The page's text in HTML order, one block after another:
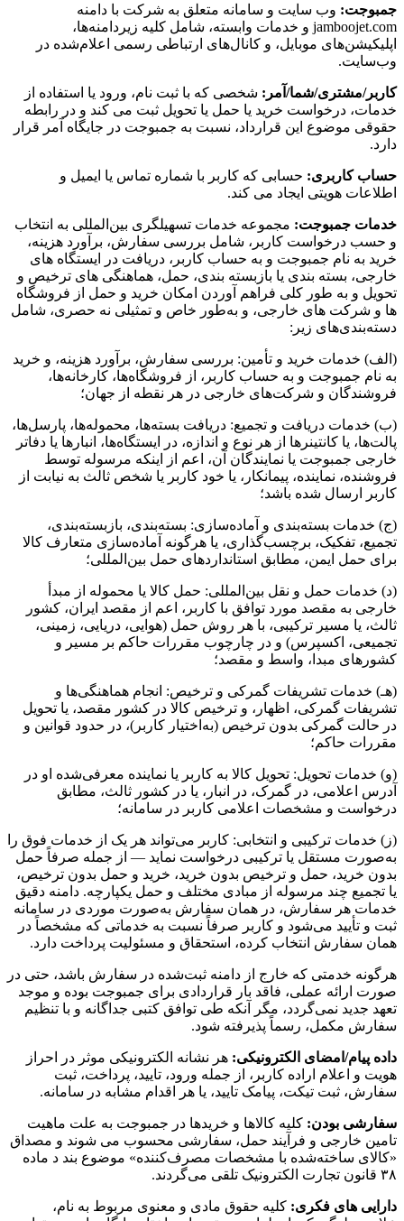
جمبوجت: وب سایت و سامانه متعلق به شرکت با دامنه
jamboojet.com و خدمات وابسته، شامل کلیه زیردامنه‌ها،
اپلیکیشن‌های موبایل، و کانال‌های ارتباطی رسمی اعلام‌شده در
وب‌سایت.
کاربر/مشتری/شما/آمر: شخصی که با ثبت نام، ورود یا استفاده از
خدمات، درخواست خرید یا حمل یا تحویل ثبت می کند و در رابطه
حقوقی موضوع این قرارداد، نسبت به جمبوجت در جایگاه آمر قرار
دارد.
حساب کاربری: حسابی که کاربر با شماره تماس یا ایمیل و
اطلاعات هویتی ایجاد می کند.
خدمات جمبوجت: مجموعه خدمات تسهیلگری بین‌المللی به انتخاب
و حسب درخواست کاربر، شامل بررسی سفارش، برآورد هزینه،
خرید به نام جمبوجت و به حساب کاربر، دریافت در ایستگاه های
خارجی، بسته بندی یا بازبسته بندی، حمل، هماهنگی های ترخیص و
تحویل و به طور کلی فراهم آوردن امکان خرید و حمل از فروشگاه
ها و شرکت های خارجی، و به‌طور خاص و تمثیلی نه حصری، شامل
دسته‌بندی‌های زیر:
(الف) خدمات خرید و تأمین: بررسی سفارش، برآورد هزینه، و خرید
به نام جمبوجت و به حساب کاربر، از فروشگاه‌ها، کارخانه‌ها،
فروشندگان و شرکت‌های خارجی در هر نقطه از جهان؛
(ب) خدمات دریافت و تجمیع: دریافت بسته‌ها، محموله‌ها، پارسل‌ها،
پالت‌ها، یا کانتینرها از هر نوع و اندازه، در ایستگاه‌ها، انبارها یا دفاتر
خارجی جمبوجت یا نمایندگان آن، اعم از اینکه مرسوله توسط
فروشنده، نماینده، پیمانکار، یا خود کاربر یا شخص ثالث به نیابت از
کاربر ارسال شده باشد؛
(ج) خدمات بسته‌بندی و آماده‌سازی: بسته‌بندی، بازبسته‌بندی،
تجمیع، تفکیک، برچسب‌گذاری، یا هرگونه آماده‌سازی متعارف کالا
برای حمل ایمن، مطابق استانداردهای حمل بین‌المللی؛
(د) خدمات حمل و نقل بین‌المللی: حمل کالا یا محموله از مبدأ
خارجی به مقصد مورد توافق با کاربر، اعم از مقصد ایران، کشور
ثالث، یا مسیر ترکیبی، با هر روش حمل (هوایی، دریایی، زمینی،
تجمیعی، اکسپرس) و در چارچوب مقررات حاکم بر مسیر و
کشورهای مبدا، واسط و مقصد؛
(هـ) خدمات تشریفات گمرکی و ترخیص: انجام هماهنگی‌ها و
تشریفات گمرکی، اظهار، و ترخیص کالا در کشور مقصد، یا تحویل
در حالت گمرکی بدون ترخیص (به‌اختیار کاربر)، در حدود قوانین و
مقررات حاکم؛
(و) خدمات تحویل: تحویل کالا به کاربر یا نماینده معرفی‌شده او در
آدرس اعلامی، در گمرک، در انبار، یا در کشور ثالث، مطابق
درخواست و مشخصات اعلامی کاربر در سامانه؛
(ز) خدمات ترکیبی و انتخابی: کاربر می‌تواند هر یک از خدمات فوق را
به‌صورت مستقل یا ترکیبی درخواست نماید — از جمله صرفاً حمل
بدون خرید، حمل و ترخیص بدون خرید، خرید و حمل بدون ترخیص،
یا تجمیع چند مرسوله از مبادی مختلف و حمل یکپارچه. دامنه دقیق
خدمات هر سفارش، در همان سفارش به‌صورت موردی در سامانه
ثبت و تأیید می‌شود و کاربر صرفاً نسبت به خدماتی که مشخصاً در
همان سفارش انتخاب کرده، استحقاق و مسئولیت پرداخت دارد.
هرگونه خدمتی که خارج از دامنه ثبت‌شده در سفارش باشد، حتی در
صورت ارائه عملی، فاقد بار قراردادی برای جمبوجت بوده و موجد
تعهد جدید نمی‌گردد، مگر آنکه طی توافق کتبی جداگانه و با تنظیم
سفارش مکمل، رسماً پذیرفته شود.
داده پیام/امضای الکترونیکی: هر نشانه الکترونیکی موثر در احراز
هویت و اعلام اراده کاربر، از جمله ورود، تایید، پرداخت، ثبت
سفارش، ثبت تیکت، پیامک تایید، یا هر اقدام مشابه در سامانه.
سفارشی بودن: کلیه کالاها و خریدها در جمبوجت به علت ماهیت
تامین خارجی و فرآیند حمل، سفارشی محسوب می شوند و مصداق
«کالای ساخته‌شده با مشخصات مصرف‌کننده» موضوع بند د ماده
۳۸ قانون تجارت الکترونیک تلقی می‌گردند.
دارایی های فکری: کلیه حقوق مادی و معنوی مربوط به نام،